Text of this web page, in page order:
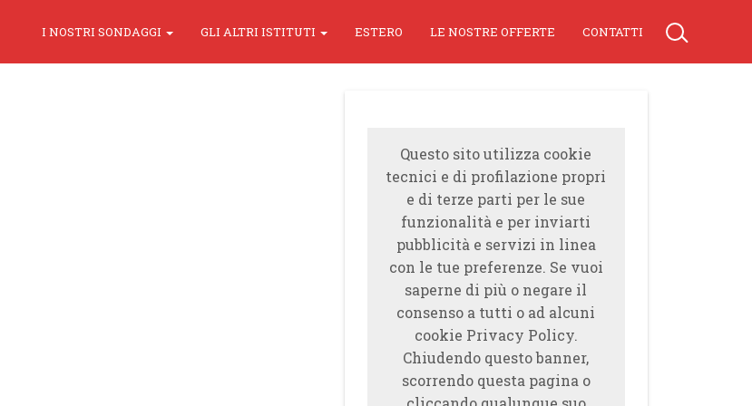
I NOSTRI SONDAGGI GLI ALTRI ISTITUTI ESTERO LE NOSTRE OFFERTE CONTATTI
Questo sito utilizza cookie
tecnici e di profilazione propri
e di terze parti per le sue
funzionalità e per inviarti
pubblicità e servizi in linea
con le tue preferenze. Se vuoi
saperne di più o negare il
consenso a tutti o ad alcuni
cookie Privacy Policy.
Chiudendo questo banner,
scorrendo questa pagina o